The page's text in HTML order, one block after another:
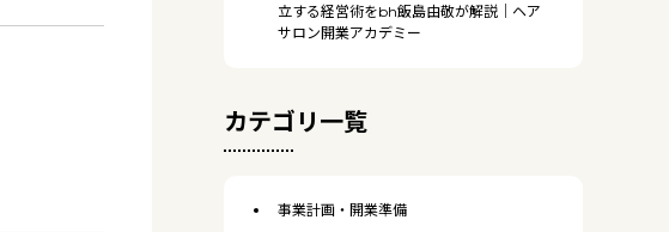
立する経営術をbh飯島由敬が解説｜ヘア
サロン開業アカデミー
カテゴリ一覧
事業計画・開業準備